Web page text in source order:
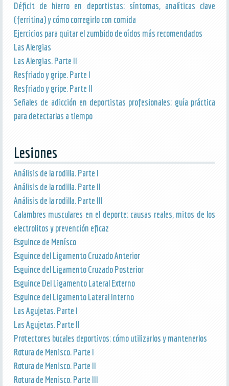
Déficit de hierro en deportistas: síntomas, analíticas clave
(ferritina) y cómo corregirlo con comida
Ejercicios para quitar el zumbido de oídos más recomendados
Las Alergias
Las Alergias. Parte II
Resfriado y gripe. Parte I
Resfriado y gripe. Parte II
Señales de adicción en deportistas profesionales: guía práctica
para detectarlas a tiempo
Lesiones
Análisis de la rodilla. Parte I
Análisis de la rodilla. Parte II
Análisis de la rodilla. Parte III
Calambres musculares en el deporte: causas reales, mitos de los
electrolitos y prevención eficaz
Esguince de Menísco
Esguince del Ligamento Cruzado Anterior
Esguince del Ligamento Cruzado Posterior
Esguince Del Ligamento Lateral Externo
Esguince del Ligamento Lateral Interno
Las Agujetas. Parte I
Las Agujetas. Parte II
Protectores bucales deportivos: cómo utilizarlos y mantenerlos
Rotura de Menisco. Parte I
Rotura de Menisco. Parte II
Rotura de Menisco. Parte III